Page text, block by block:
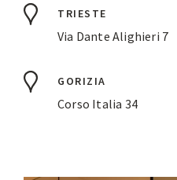
TRIESTE
Via Dante Alighieri 7
GORIZIA
Corso Italia 34